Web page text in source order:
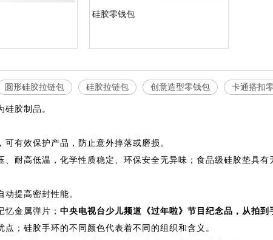
硅胶零钱包
圆形硅胶拉链包 硅胶拉链包 创意造型零钱包 卡通搭扣
胶制品。
有效保护产品，防止意外摔落或磨损。
耐高低温，化学性质稳定、环保安全无异味；食品级硅胶垫具有
提高密封性能。
金属弹片； 中央电视台少儿频道《过年啦》节目纪念品，从拍到
；硅胶手环的不同颜色代表着不同的组织和含义。